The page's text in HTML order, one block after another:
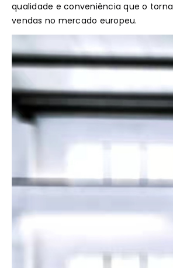
qualidade e conveniência que o
vendas no mercado europeu.